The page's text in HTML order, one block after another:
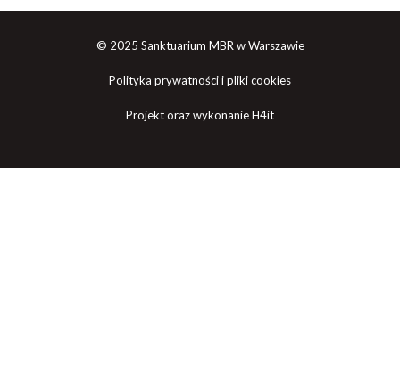
© 2025 Sanktuarium MBR w Warszawie
Polityka prywatności i pliki cookies
Projekt oraz wykonanie H4it